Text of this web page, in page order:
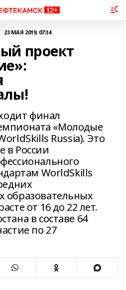
23 МАЯ 2019, 07:34
проект
финал
«Молодые
Russia). Это
в России
WorldSkills
образовательных
от 16 до 22 лет.
в составе 64
по 27